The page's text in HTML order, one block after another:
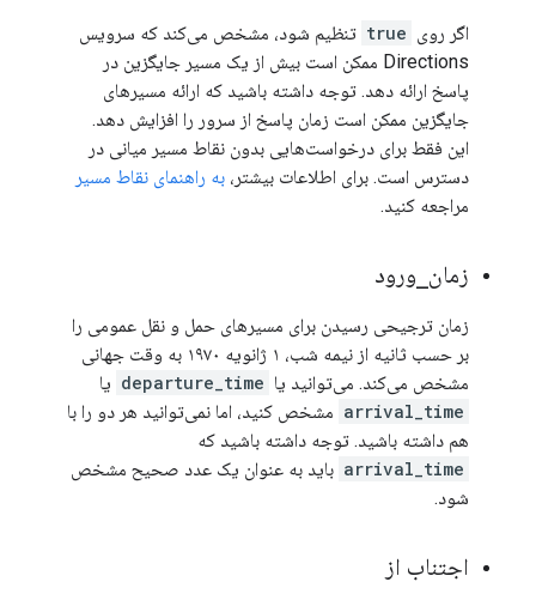
اگر روی true تنظیم شود، مشخص می‌کند که سرویس
Directions ممکن است بیش از یک مسیر جایگزین در
پاسخ ارائه دهد. توجه داشته باشید که ارائه مسیرهای
جایگزین ممکن است زمان پاسخ از سرور را افزایش دهد.
این فقط برای درخواست‌هایی بدون نقاط مسیر میانی در
دسترس است. برای اطلاعات بیشتر، به راهنمای نقاط مسیر
مراجعه کنید.
زمان ورود
زمان ترجیحی رسیدن برای مسیرهای حمل و نقل عمومی را
بر حسب ثانیه از نیمه شب، ۱ ژانویه ۱۹۷۰ به وقت جهانی
مشخص می‌کند. می‌توانید یا departure_time یا
arrival_time مشخص کنید، اما نمی‌توانید هر دو را با
هم داشته باشید. توجه داشته باشید که
arrival_time باید به عنوان یک عدد صحیح مشخص
شود.
اجتناب از